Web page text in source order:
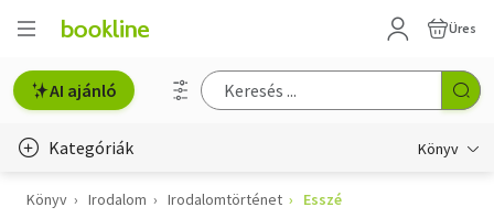
Üres
AI ajánló
Kategóriák Könyv
Életmód, egészség
Könyv Irodalom Irodalomtörténet Esszé